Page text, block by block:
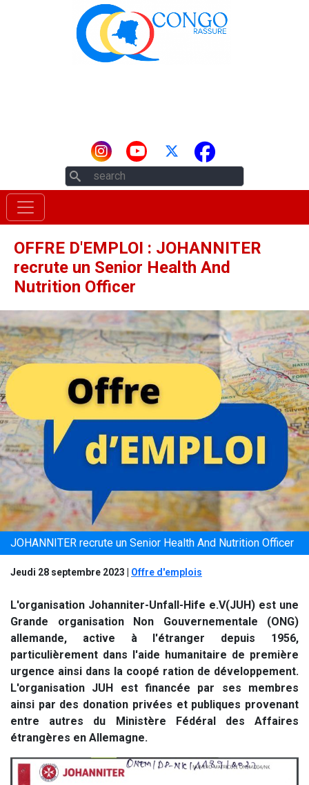
Aller au contenu principal
OFFRE D'EMPLOI : JOHANNITER
recrute un Senior Health And
Nutrition Officer
JOHANNITER recrute un Senior Health And Nutrition Officer
Jeudi 28 septembre 2023 Offre d'emplois
L'organisation Johanniter-Unfall-Hife e.V(JUH) est une
Grande organisation Non Gouvernementale (ONG)
allemande, active à l'étranger depuis 1956,
particulièrement dans l'aide humanitaire de première
urgence ainsi dans la coopé ration de développement.
L'organisation JUH est financée par ses membres
ainsi par des donation privées et publiques provenant
entre autres du Ministère Fédéral des Affaires
étrangères en Allemagne.